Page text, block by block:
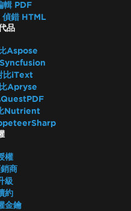
輯 PDF
錯 HTML
品
Aspose
比iText
Apryse
Nutrient
權
商
級
約
金鑰